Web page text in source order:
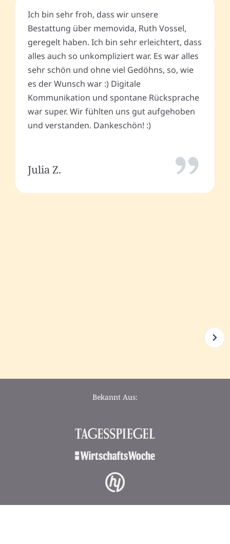
Ich bin sehr froh, dass wir unsere
Bestattung über memovida, Ruth Vossel,
geregelt haben. Ich bin sehr erleichtert, dass
alles auch so unkompliziert war. Es war alles
sehr schön und ohne viel Gedöhns, so, wie
es der Wunsch war :) Digitale
Kommunikation und spontane Rücksprache
war super. Wir fühlten uns gut aufgehoben
und verstanden. Dankeschön! :)
Julia Z.
Bekannt Aus: